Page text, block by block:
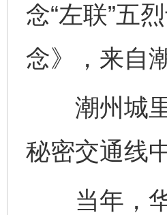
念“左联”五
念》，来自
潮州城里
秘密交通线
当年，华